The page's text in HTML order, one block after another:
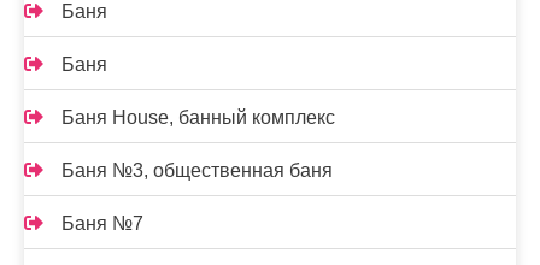
Баня
Баня
Баня House, банный комплекс
Баня №3, общественная баня
Баня №7